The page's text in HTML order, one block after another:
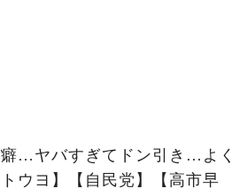
癖…ヤバすぎてドン引き…よく
ウヨ】【自民党】【高市早